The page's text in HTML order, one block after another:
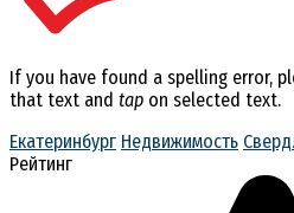
If you have found a spelling error,
that text and tap on selected text.
Екатеринбург Недвижимость
Рейтинг